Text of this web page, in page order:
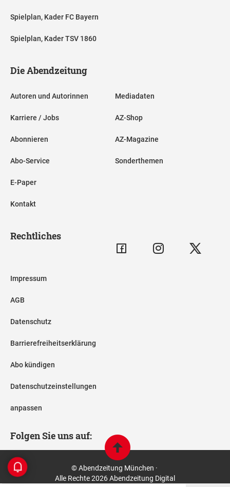
Spielplan, Kader FC Bayern
Spielplan, Kader TSV 1860
Die Abendzeitung
Autoren und Autorinnen
Karriere / Jobs
Abonnieren
Abo-Service
E-Paper
Kontakt
Mediadaten
AZ-Shop
AZ-Magazine
Sonderthemen
Rechtliches
Impressum
AGB
Datenschutz
Barrierefreiheitserklärung
Abo kündigen
Datenschutzeinstellungen
anpassen
Folgen Sie uns auf:
© Abendzeitung München ·
Alle Rechte 2026 Abendzeitung Digital